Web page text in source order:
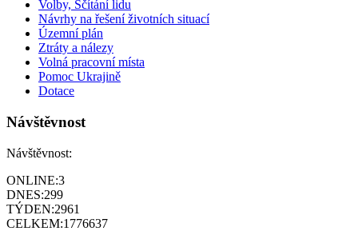
Volby, Sčítání lidu
Návrhy na řešení životních situací
Územní plán
Ztráty a nálezy
Volná pracovní místa
Pomoc Ukrajině
Dotace
Návštěvnost
Návštěvnost:
ONLINE:3
DNES:299
TÝDEN:2961
CELKEM:1776637